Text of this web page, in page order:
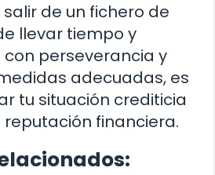
de un fichero de
llevar tiempo y
con perseverancia y
adecuadas, es
tu situación crediticia
financiera.